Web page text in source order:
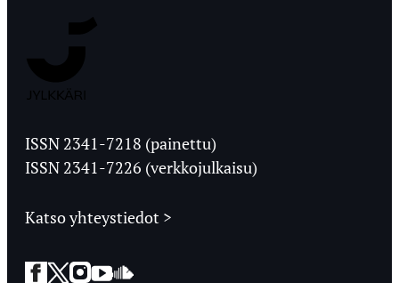
Ylioppilaslehti
ISSN 2341-7218 (painettu)
ISSN 2341-7226 (verkkojulkaisu)
Katso yhteystiedot >
Facebook
Twitter
Instagram
YouTube
SoundCloud